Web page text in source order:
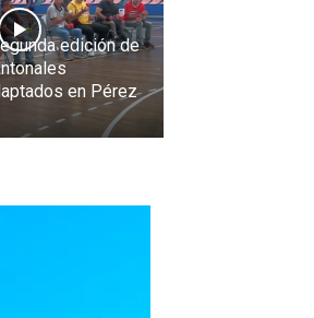
edición de
en Pérez